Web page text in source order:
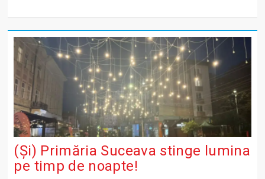
(Și) Primăria Suceava stinge lumina
pe timp de noapte!